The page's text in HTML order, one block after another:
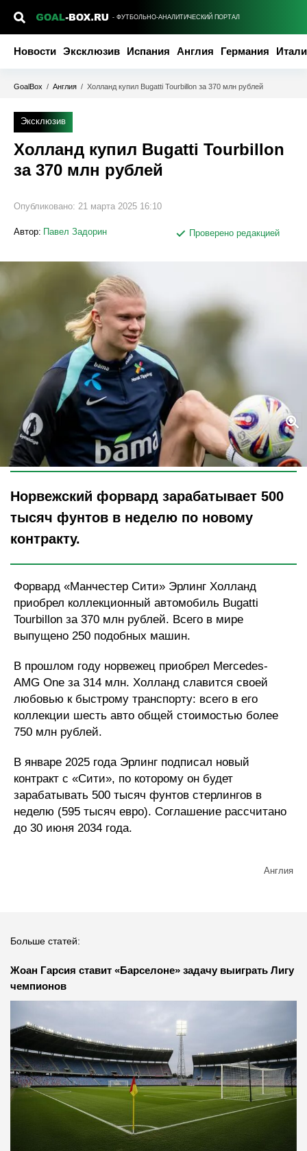
- ФУТБОЛЬНО-АНАЛИТИЧЕСКИЙ ПОРТАЛ
Новости Эксклюзив Испания Англия Германия
GoalBox / Англия / Холланд купил Bugatti Tourbillon за 370 млн рублей
Эксклюзив
Холланд купил Bugatti Tourbillon
за 370 млн рублей
Опубликовано: 21 марта 2025 16:10
Автор: Павел Задорин Проверено редакцией
Legion-Media
Норвежский форвард зарабатывает 500
тысяч фунтов в неделю по новому
контракту.
Форвард «Манчестер Сити» Эрлинг Холланд
приобрел коллекционный автомобиль Bugatti
Tourbillon за 370 млн рублей. Всего в мире
выпущено 250 подобных машин.
В прошлом году норвежец приобрел Mercedes-
AMG One за 314 млн. Холланд славится своей
любовью к быстрому транспорту: всего в его
коллекции шесть авто общей стоимостью более
750 млн рублей.
В январе 2025 года Эрлинг подписал новый
контракт с «Сити», по которому он будет
зарабатывать 500 тысяч фунтов стерлингов в
неделю (595 тысяч евро). Соглашение рассчитано
до 30 июня 2034 года.
Англия
Больше статей:
Жоан Гарсия ставит «Барселоне» задачу выиграть Лигу
чемпионов